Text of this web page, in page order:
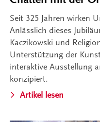
Seit 325 Jahren wirken
Anlässlich dieses
Kaczikowski und
Unterstützung der
interaktive Ausstellung
konzipiert.
Artikel lesen